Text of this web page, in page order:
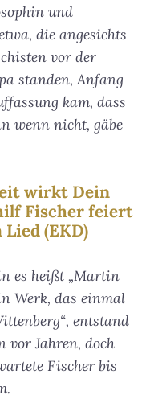
und
die angesichts
vor der
standen, Anfang
kam, dass
wenn nicht, gäbe
wirkt Dein
Fischer feiert
(EKD)
es heißt „Martin
Werk, das einmal
entstand
vor Jahren, doch
Fischer bis